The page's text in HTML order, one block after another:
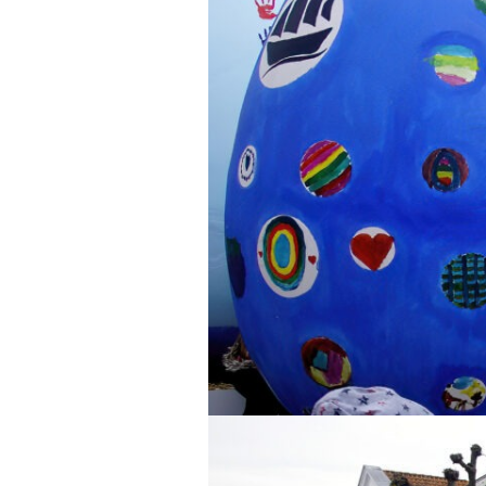
Eutin
Schloss Eutin im
Gothmund
Kloster Cismar
Mölln
Oldenburg in Holstein
Plön
Ratzeburg
Turmhügelburg
2026
2026 in
Open 2024